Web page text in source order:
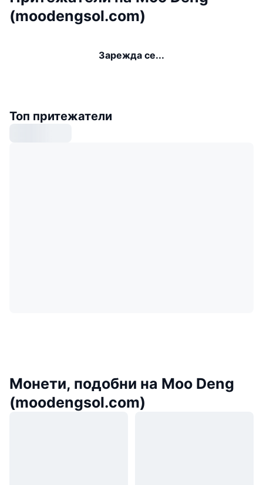
(moodengsol.com)
Зарежда се...
Топ притежатели
Монети, подобни на Moo Deng
(moodengsol.com)